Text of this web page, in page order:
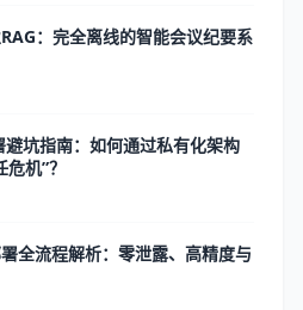
：完全离线的智能会议纪要系
坑指南：如何通过私有化架构
机”？
全流程解析：零泄露、高精度与